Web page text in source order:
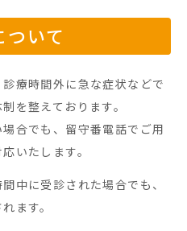
いて
療時間外に急な症状などで
を整えております。
合でも、留守番電話でご用
いたします。
中に受診された場合でも、
ます。